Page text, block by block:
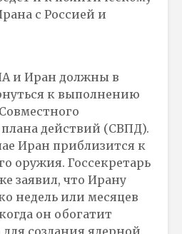
с Россией и
и Иран должны в
к выполнению
действий (СВПД).
Иран приблизится к
оружия. Госсекретарь
заявил, что Ирану
недель или месяцев
он обогатит